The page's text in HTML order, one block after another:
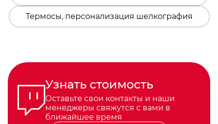
Термосы, персонализация шелкография
Узнать стоимость
Оставьте свои контакты и наши
менеджеры свяжутся с вами в
ближайшее время